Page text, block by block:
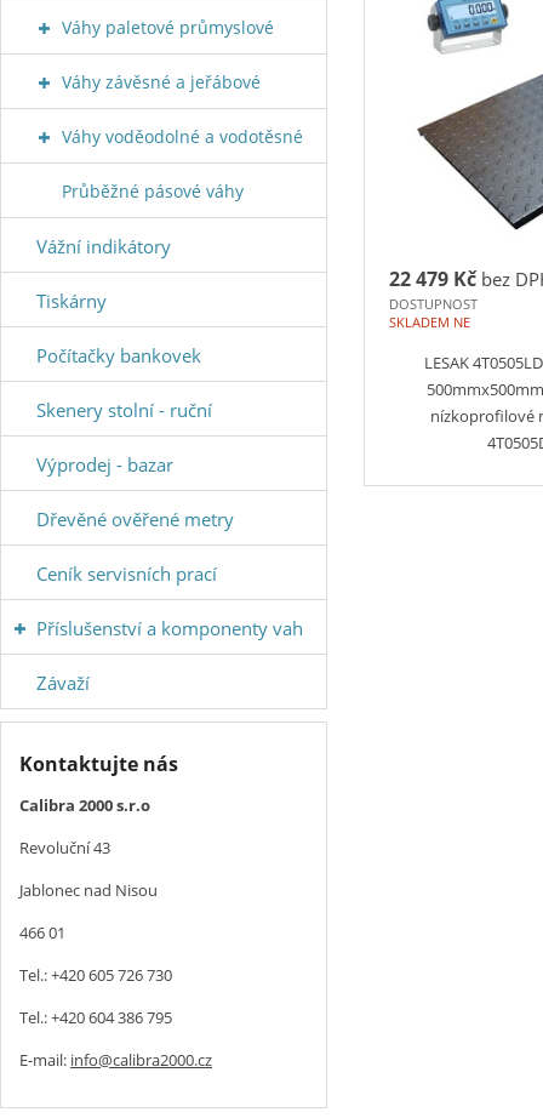
22 479 Kč bez
DOSTUPNOST
SKLADEM NE
LESAK
nízkoprofilové
Váhy paletové průmyslové
Váhy závěsné a jeřábové
Váhy voděodolné a vodotěsné
Průběžné pásové váhy
Vážní indikátory
Tiskárny
Počítačky bankovek
Skenery stolní - ruční
Výprodej - bazar
Dřevěné ověřené metry
Ceník servisních prací
Příslušenství a komponenty vah
Závaží
Kontaktujte nás
Calibra 2000 s.r.o
Revoluční 43
Jablonec nad Nisou
466 01
Tel.: +420 605 726 730
Tel.: +420 604 386 795
E-mail: info@calibra2000.cz